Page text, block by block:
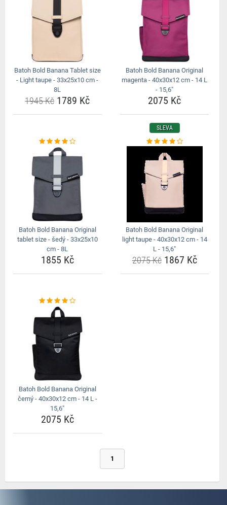
Batoh Bold Banana Tablet size
- Light taupe - 33x25x10 cm -
8L
1945 Kč1789 Kč
Batoh Bold Banana Original
magenta - 40x30x12 cm - 14 L
- 15,6"
2075 Kč
Batoh Bold Banana Original
tablet size - šedý - 33x25x10
cm - 8L
1855 Kč
SLEVA
Batoh Bold Banana Original
light taupe - 40x30x12 cm - 14
L - 15,6"
2075 Kč1867 Kč
Batoh Bold Banana Original
černý - 40x30x12 cm - 14 L -
15,6"
2075 Kč
1